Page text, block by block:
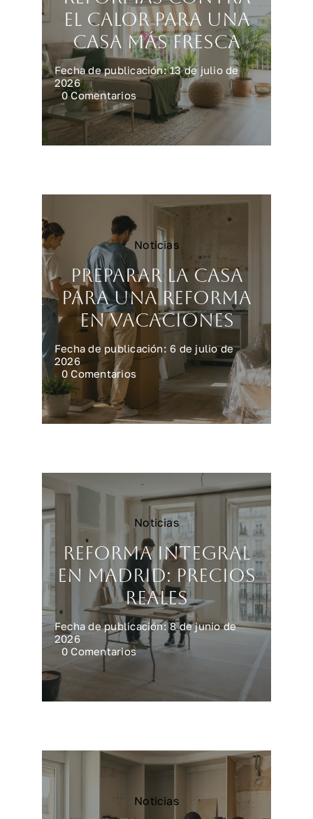
el calor para una
casa más fresca
Fecha de publicación: 13 de julio de
2026
0 Comentarioson
Reformas
contra
el
calor
más
fresca
Noticias
Preparar la casa
para una reforma
en vacaciones
Fecha de publicación: 6 de julio de
2026
0 Comentarioson
casa
para
vacaciones
Noticias
Reforma integral
en Madrid: precios
reales
Fecha de publicación: 8 de junio de
2026
0 Comentarioson
Reforma
integral
Madrid:
Noticias